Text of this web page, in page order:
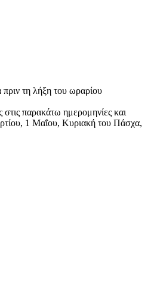
πριν τη λήξη του ωραρίου
παρακάτω ημερομηνίες και
1 Μαΐου, Κυριακή του Πάσχα,